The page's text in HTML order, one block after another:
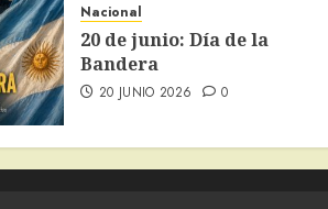
Nacional
20 de junio: Día de la
Bandera
20 JUNIO 2026 0